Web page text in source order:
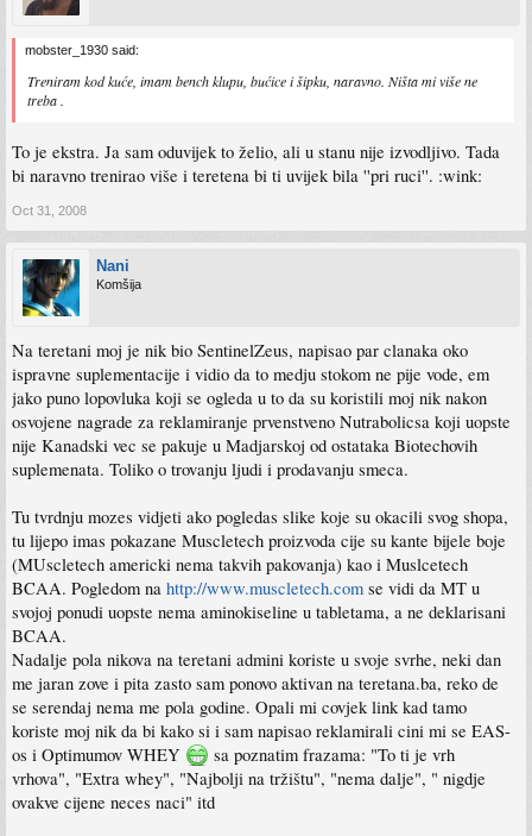
mobster_1930 said:
Treniram kod kuće, imam bench klupu, bućice i šipku, naravno. Ništa mi više ne
treba .
To je ekstra. Ja sam oduvijek to želio, ali u stanu nije izvodljivo. Tada
bi naravno trenirao više i teretena bi ti uvijek bila ''pri ruci''. :wink:
Oct 31, 2008
Nani
Komšija
Na teretani moj je nik bio SentinelZeus, napisao par clanaka oko
ispravne suplementacije i vidio da to medju stokom ne pije vode, em
jako puno lopovluka koji se ogleda u to da su koristili moj nik nakon
osvojene nagrade za reklamiranje prvenstveno Nutrabolicsa koji uopste
nije Kanadski vec se pakuje u Madjarskoj od ostataka Biotechovih
suplemenata. Toliko o trovanju ljudi i prodavanju smeca.
Tu tvrdnju mozes vidjeti ako pogledas slike koje su okacili svog shopa,
tu lijepo imas pokazane Muscletech proizvoda cije su kante bijele boje
(MUscletech americki nema takvih pakovanja) kao i Muslcetech
BCAA. Pogledom na http://www.muscletech.com se vidi da MT u
svojoj ponudi uopste nema aminokiseline u tabletama, a ne deklarisani
BCAA.
Nadalje pola nikova na teretani admini koriste u svoje svrhe, neki dan
me jaran zove i pita zasto sam ponovo aktivan na teretana.ba, reko de
se serendaj nema me pola godine. Opali mi covjek link kad tamo
koriste moj nik da bi kako si i sam napisao reklamirali cini mi se EAS-
os i Optimumov WHEY
sa poznatim frazama: "To ti je vrh
vrhova", "Extra whey", "Najbolji na tržištu", "nema dalje", " nigdje
ovakve cijene neces naci" itd